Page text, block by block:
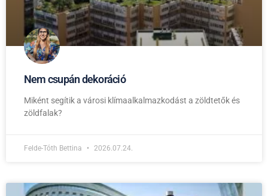
Nem csupán dekoráció
Miként segítik a városi klímaalkalmazkodást a zöldtetők és
zöldfalak?
Felde-Tóth Bettina 2026.07.24.